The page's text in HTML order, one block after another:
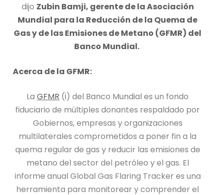
dijo Zubin Bamji, gerente de la Asociación
Mundial para la Reducción de la Quema de
Gas y de las Emisiones de Metano (GFMR) del
Banco Mundial.
Acerca de la GFMR:
La GFMR (i) del Banco Mundial es un fondo
fiduciario de múltiples donantes respaldado por
Gobiernos, empresas y organizaciones
multilaterales comprometidos a poner fin a la
quema regular de gas y reducir las emisiones de
metano del sector del petróleo y el gas. El
informe anual Global Gas Flaring Tracker es una
herramienta para monitorear y comprender el